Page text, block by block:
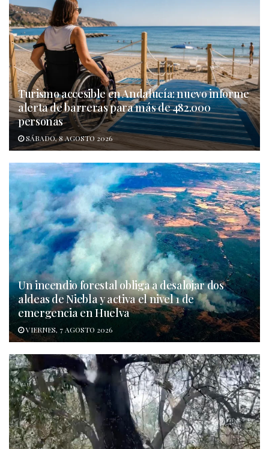
Turismo accesible en Andalucía: nuevo informe
alerta de barreras para más de 482.000
personas
SÁBADO, 8 AGOSTO 2026
Un incendio forestal obliga a desalojar dos
aldeas de Niebla y activa el nivel 1 de
emergencia en Huelva
VIERNES, 7 AGOSTO 2026